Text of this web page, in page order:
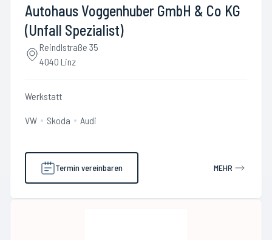
Autohaus Voggenhuber GmbH & Co KG
(Unfall Spezialist)
Reindlstraße 35
4040 Linz
Werkstatt
VW Skoda Audi
Termin vereinbaren MEHR